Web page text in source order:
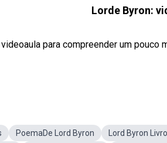
Lorde Byron:
para compreender um pouco
PoemaDe Lord Byron Lord Byron Livro